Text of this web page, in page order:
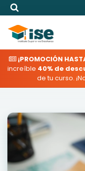
¡PROMOCIÓN
increíble 40% de
de tu curso.